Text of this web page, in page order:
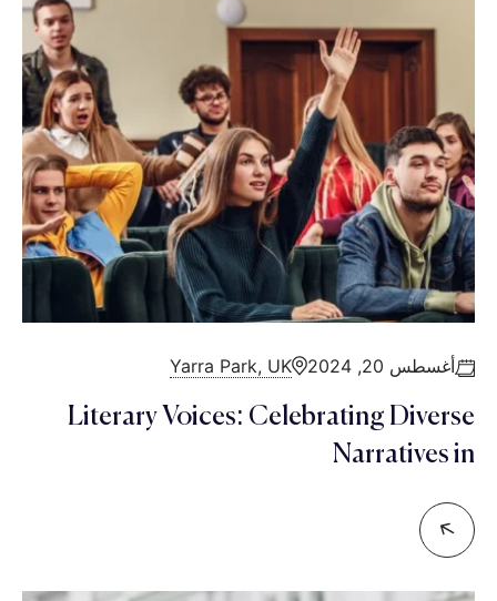
أغسطس 20, 2024 Yarra Park, UK
Literary Voices: Celebrating Diverse
Narratives in